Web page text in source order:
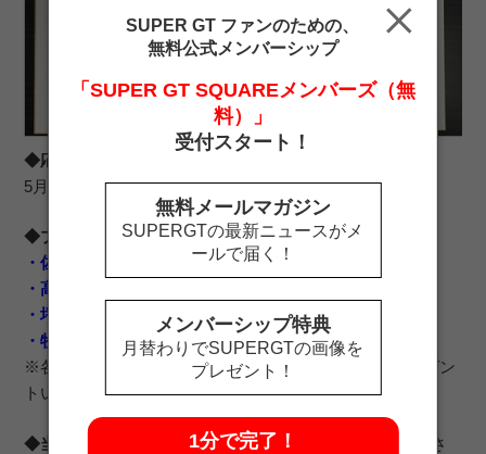
◆応募受付期間：
5月27日（水）～6月7日（日）
◆プレゼント：（以下いずれかお選びください）
・佐藤 蓮選手（#16 ARTA MUGEN）
・高星 明誠選手（#23 NISMO）
・坪井 翔選手（#36 TGR TEAM au TOM’S）
・牧野 任祐選手（#100 STANLEY TEAM KUNIMITSU）
※各ドライバーのサイン色紙を、それぞれ2名様にプレゼン
トいたします。
◆当選者発表：
当選者はプレゼントの発送をもって代えさ
SUPER GT ファンのための、
無料公式メンバーシップ
「SUPER GT SQUAREメンバーズ（無
料）」
受付スタート！
無料メールマガジン
SUPERGTの最新ニュースがメ
ールで届く！
メンバーシップ特典
月替わりでSUPERGTの画像を
プレゼント！
1分で完了！